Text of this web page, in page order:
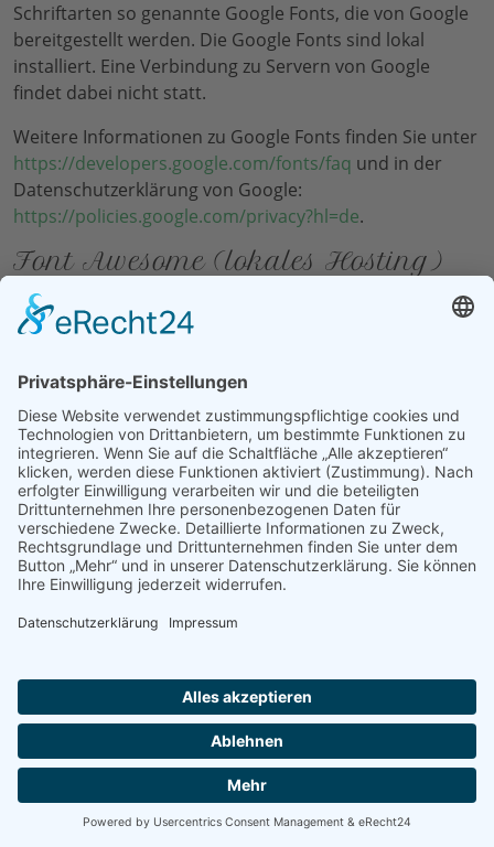
Schriftarten so genannte Google Fonts, die von Google
bereitgestellt werden. Die Google Fonts sind lokal
installiert. Eine Verbindung zu Servern von Google
findet dabei nicht statt.
Weitere Informationen zu Google Fonts finden Sie unter
https://developers.google.com/fonts/faq und in der
Datenschutzerklärung von Google:
https://policies.google.com/privacy?hl=de.
Font Awesome (lokales Hosting)
Diese Seite nutzt zur einheitlichen Darstellung von
Schriftarten Font Awesome. Font Awesome ist lokal
Inc. findet dabei nicht statt.
Weitere Informationen zu Font Awesome finden Sie in
der Datenschutzerklärung für Font Awesome unter:
https://fontawesome.com/privacy.
Stand: 07.2026
Alle aktuellen Informationen um "Unser Kinderzimmer
Pollmann" finden Sie auf unserer Seite "Aktuelles.